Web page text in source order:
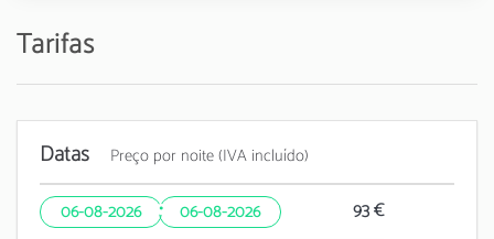
Tarifas
Datas Preço por noite (IVA incluído)
06-08-2026 · 06-08-2026 93 €